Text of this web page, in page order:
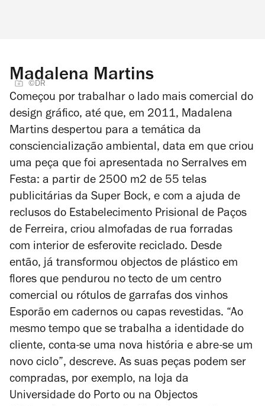
Madalena Martins
©DR
Começou por trabalhar o lado mais comercial do
design gráfico, até que, em 2011, Madalena
Martins despertou para a temática da
consciencialização ambiental, data em que criou
uma peça que foi apresentada no Serralves em
Festa: a partir de 2500 m2 de 55 telas
publicitárias da Super Bock, e com a ajuda de
reclusos do Estabelecimento Prisional de Paços
de Ferreira, criou almofadas de rua forradas
com interior de esferovite reciclado. Desde
então, já transformou objectos de plástico em
flores que pendurou no tecto de um centro
comercial ou rótulos de garrafas dos vinhos
Esporão em cadernos ou capas revestidas. “Ao
mesmo tempo que se trabalha a identidade do
cliente, conta-se uma nova história e abre-se um
novo ciclo”, descreve. As suas peças podem ser
compradas, por exemplo, na loja da
Universidade do Porto ou na Objectos